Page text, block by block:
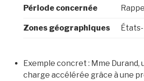
Période concernée
Zones géographiques
Exemple concret : Mme
charge accélérée grâce à une